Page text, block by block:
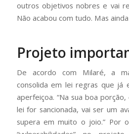
outros objetivos nobres e vai
Não acabou com tudo. Mas
Projeto
De acordo com Milaré, a
consolida em lei regras que já
aperfeiçoa. “Na sua boa
lei for sancionada, vai ser um
supera em muito o joio.” Por